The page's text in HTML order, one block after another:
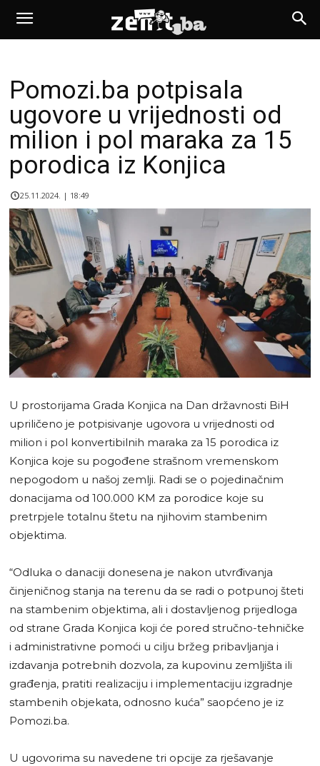
Pomozi.ba potpisala
ugovore u vrijednosti od
milion i pol maraka za 15
porodica iz Konjica
25.11.2024. | 18:49
U prostorijama Grada Konjica na Dan državnosti BiH
upriličeno je potpisivanje ugovora u vrijednosti od
milion i pol konvertibilnih maraka za 15 porodica iz
Konjica koje su pogođene strašnom vremenskom
nepogodom u našoj zemlji. Radi se o pojedinačnim
donacijama od 100.000 KM za porodice koje su
pretrpjele totalnu štetu na njihovim stambenim
objektima.
“Odluka o danaciji donesena je nakon utvrđivanja
činjeničnog stanja na terenu da se radi o potpunoj šteti
na stambenim objektima, ali i dostavljenog prijedloga
od strane Grada Konjica koji će pored stručno-tehničke
i administrativne pomoći u cilju bržeg pribavljanja i
izdavanja potrebnih dozvola, za kupovinu zemljišta ili
građenja, pratiti realizaciju i implementaciju izgradnje
stambenih objekata, odnosno kuća” saopćeno je iz
Pomozi.ba.
U ugovorima su navedene tri opcije za rješavanje